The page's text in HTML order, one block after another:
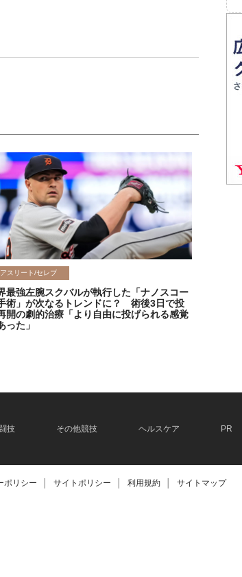
アスリート/セレブ
最強左腕スクバルが執行した「ナノスコー
術」が次なるトレンドに？ 術後3日で投
開の劇的治療「より自由に投げられる感覚
った」
技 その他競技 ヘルスケア PR
ポリシー サイトポリシー 利用規約 サイトマップ